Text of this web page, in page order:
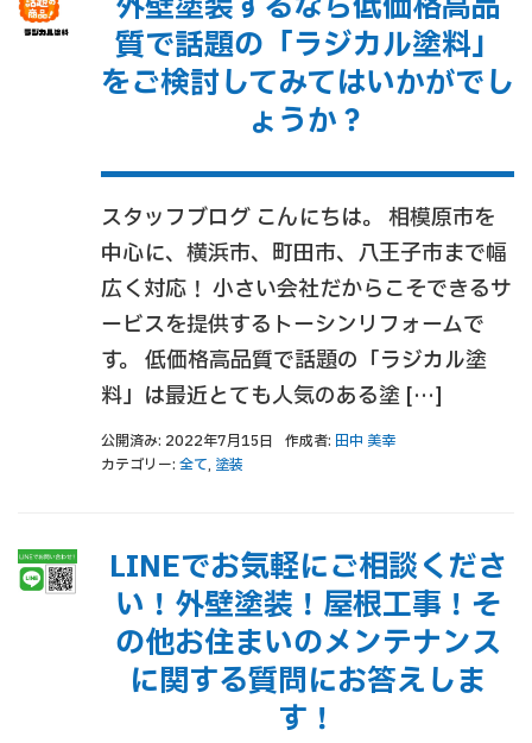
質で話題の「ラジカル塗料」
をご検討してみてはいかがでし
ょうか？
スタッフブログ こんにちは。 相模原市を
中心に、横浜市、町田市、八王子市まで幅
広く対応！ 小さい会社だからこそできるサ
ービスを提供するトーシンリフォームで
す。 低価格高品質で話題の「ラジカル塗
料」は最近とても人気のある塗 […]
公開済み: 2022年7月15日 作成者: 田中 美幸
カテゴリー: 全て, 塗装
LINEでお気軽にご相談くださ
い！外壁塗装！屋根工事！そ
の他お住まいのメンテナンス
に関する質問にお答えしま
す！